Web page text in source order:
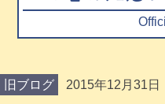
旧ブログ 2015年12月31日